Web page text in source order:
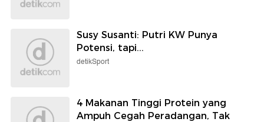
Susy Susanti: Putri KW Punya
Potensi, tapi...
detikSport
4 Makanan Tinggi Protein yang
Ampuh Cegah Peradangan, Tak